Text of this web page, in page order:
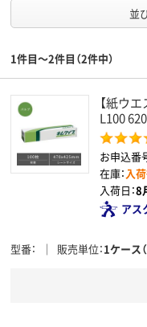
並
1件目～2件目（2件中）
【紙ウ
L100
お申込番
在庫：入
入荷日：8
アス
型番 販売単位 1ケース